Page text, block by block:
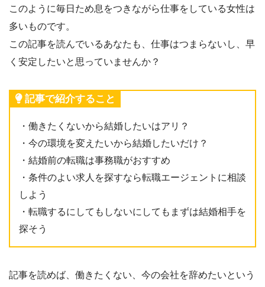
このように毎日ため息をつきながら仕事をしている女性は
多いものです。
この記事を読んでいるあなたも、仕事はつまらないし、早
く安定したいと思っていませんか？
記事で紹介すること
・働きたくないから結婚したいはアリ？
・今の環境を変えたいから結婚したいだけ？
・結婚前の転職は事務職がおすすめ
・条件のよい求人を探すなら転職エージェントに相談
しよう
・転職するにしてもしないにしてもまずは結婚相手を
探そう
記事を読めば、働きたくない、今の会社を辞めたいという